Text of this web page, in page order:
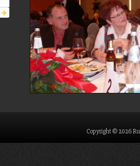
Copyright © 2026